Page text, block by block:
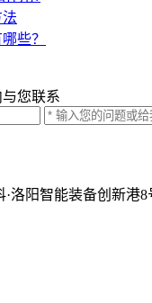
些？
您联系
洛阳智能装备创新港8